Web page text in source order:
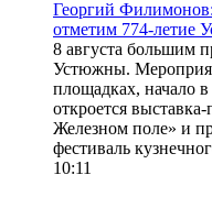
Георгий
отметим 774-летие
8 августа большим
Устюжны.
площадках, начало
откроется
Железном поле» и
фестиваль
10:11